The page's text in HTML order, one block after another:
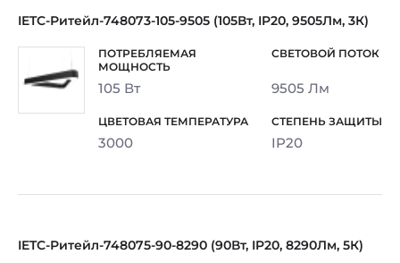
IETC-Ритейл-748073-105-9505 (105Вт, IP20, 9505Лм, 3К)
105 Вт 9505 Лм
3000 IP20
IETC-Ритейл-748075-90-8290 (90Вт, IP20, 8290Лм, 5К)